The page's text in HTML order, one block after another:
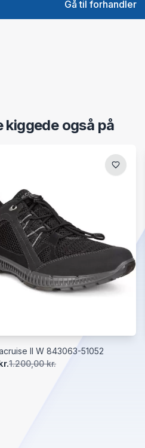
Gå til forhandler
kiggede også på
II W 843063-51052
1.200,00 kr.